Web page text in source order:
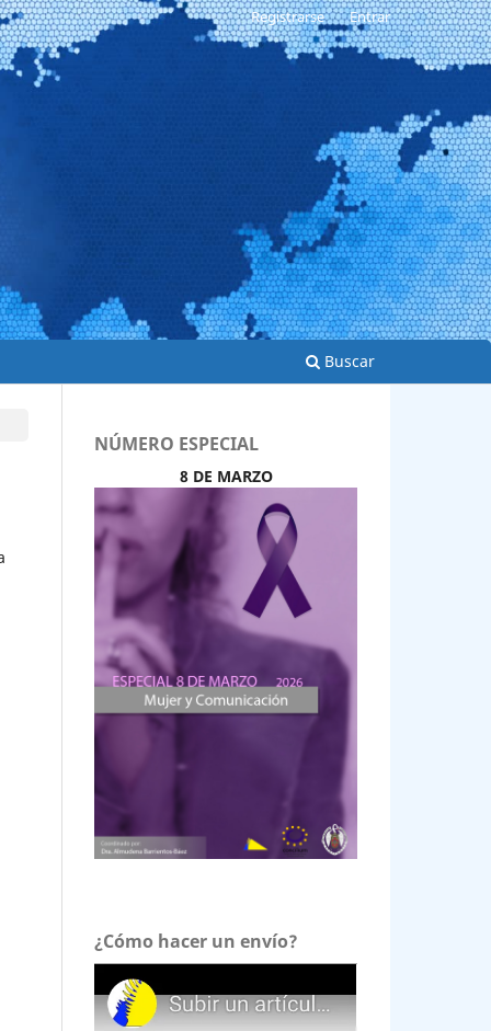
Buscar
Registrarse Entrar
NÚMERO ESPECIAL
8 DE MARZO
¿Cómo hacer un envío?